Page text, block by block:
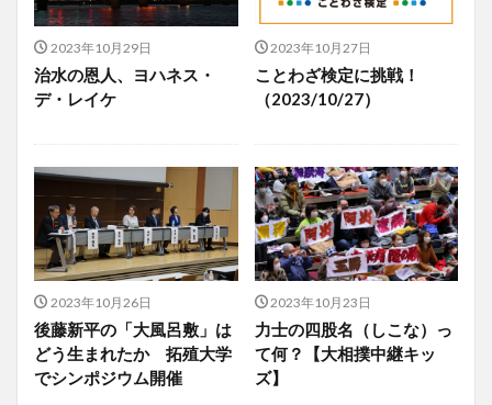
2023年10月29日
治水の恩人、ヨハネス・
デ・レイケ
2023年10月27日
ことわざ検定に挑戦！
（2023/10/27）
2023年10月26日
後藤新平の「大風呂敷」は
どう生まれたか 拓殖大学
でシンポジウム開催
2023年10月23日
力士の四股名（しこな）っ
て何？【大相撲中継キッ
ズ】